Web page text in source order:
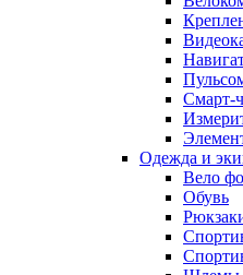
Смарт-
Одежда и
Вело
Обувь